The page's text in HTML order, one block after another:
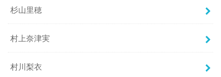
杉山里穂
村上奈津実
村川梨衣